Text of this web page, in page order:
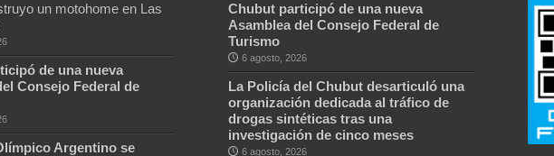
un motohome en Las
de una nueva
Consejo Federal de
Argentino se
Chubut participó de una nueva
Asamblea del Consejo Federal de
Turismo
6 agosto, 2026
La Policía del Chubut desarticuló una
organización dedicada al tráfico de
drogas sintéticas tras una
investigación de cinco meses
6 agosto, 2026